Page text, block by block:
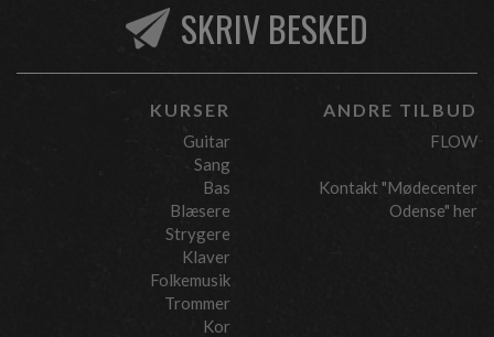
SKRIV BESKED
KURSER
Guitar
Sang
Bas
Blæsere
Strygere
Klaver
Folkemusik
Trommer
Kor
ANDRE TILBUD
FLOW
Kontakt "Mødecenter
Odense" her